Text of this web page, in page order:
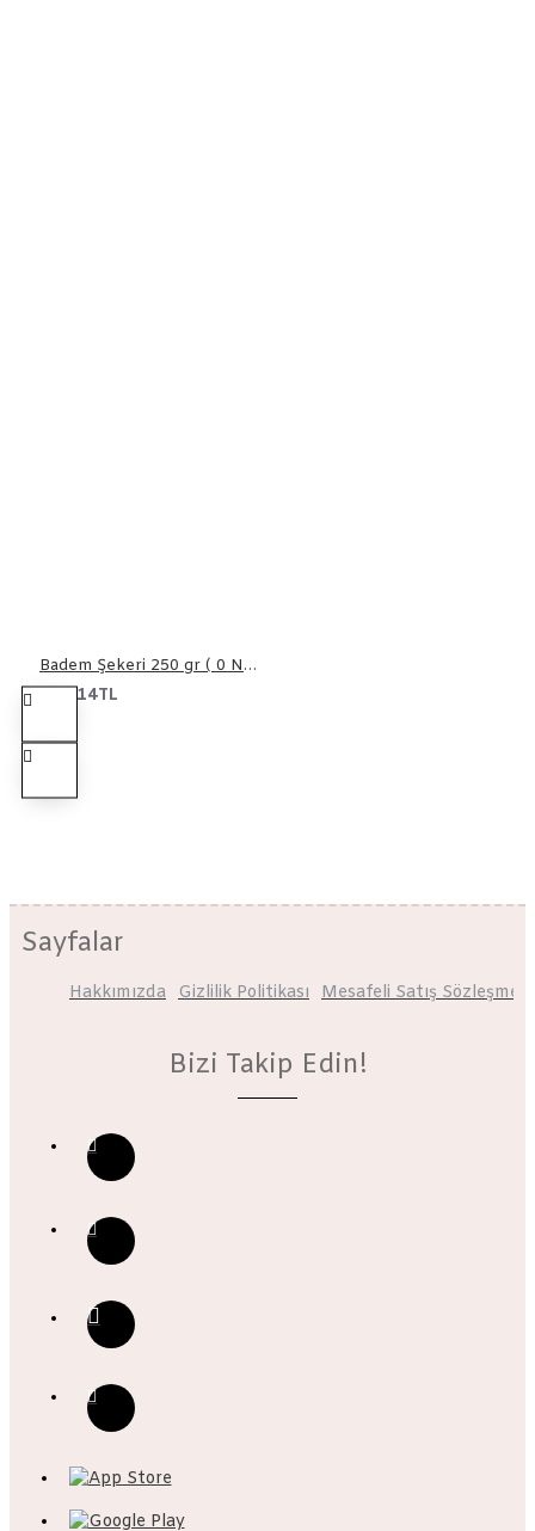
Badem Şekeri 250 gr ( 0 Numara )
115,14TL
Sayfalar
Hakkımızda Gizlilik Politikası Mesafeli Satış Sözleşmesi
Bizi Takip Edin!